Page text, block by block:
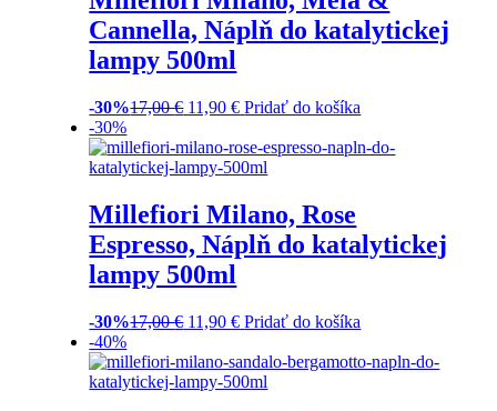
Cannella, Náplň do katalytickej
lampy 500ml
-30%17,00€ 11,90€ Pridať do košíka
-30%
Millefiori Milano, Rose
Espresso, Náplň do katalytickej
lampy 500ml
-30%17,00€ 11,90€ Pridať do košíka
-40%